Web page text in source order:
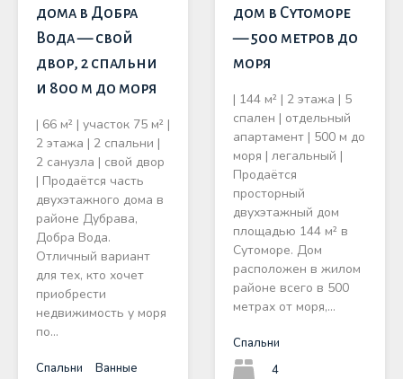
дома в Добра
Вода — свой
двор, 2 спальни
и 800 м до моря
| 66 м² | участок 75 м² |
2 этажа | 2 спальни |
2 санузла | свой двор
| Продаётся часть
двухэтажного дома в
районе Дубрава,
Добра Вода.
Отличный вариант
для тех, кто хочет
приобрести
недвижимость у моря
по…
Спальни
Ванные
дом в Сутоморе
— 500 метров до
моря
| 144 м² | 2 этажа | 5
спален | отдельный
апартамент | 500 м до
моря | легальный |
Продаётся
просторный
двухэтажный дом
площадью 144 м² в
Сутоморе. Дом
расположен в жилом
районе всего в 500
метрах от моря,…
Спальни
4